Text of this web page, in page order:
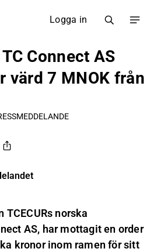
Logga in
Connect AS
värd 7 MNOK från
norska
AS, har mottagit en order
kronor inom ramen för sitt